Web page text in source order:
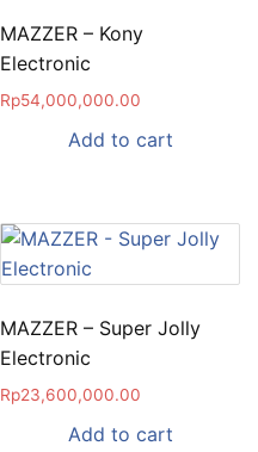
MAZZER – Kony
Electronic
Rp54,000,000.00
Add to cart
MAZZER – Super Jolly
Electronic
Rp23,600,000.00
Add to cart